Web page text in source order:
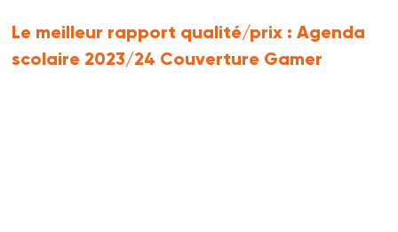
Le meilleur rapport qualité/prix :Agenda
scolaire 2023/24 Couverture Gamer